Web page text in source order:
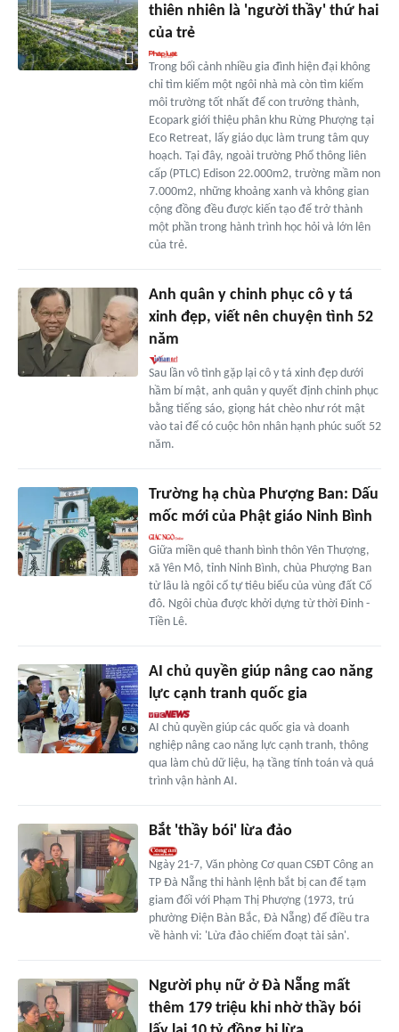
thiên nhiên là 'người thầy' thứ hai
của trẻ
Trong bối cảnh nhiều gia đình hiện đại không
chỉ tìm kiếm một ngôi nhà mà còn tìm kiếm
môi trường tốt nhất để con trưởng thành,
Ecopark giới thiệu phân khu Rừng Phượng tại
Eco Retreat, lấy giáo dục làm trung tâm quy
hoạch. Tại đây, ngoài trường Phổ thông liên
cấp (PTLC) Edison 22.000m2, trường mầm non
7.000m2, những khoảng xanh và không gian
cộng đồng đều được kiến tạo để trở thành
một phần trong hành trình học hỏi và lớn lên
của trẻ.
Anh quân y chinh phục cô y tá
xinh đẹp, viết nên chuyện tình 52
năm
Sau lần vô tình gặp lại cô y tá xinh đẹp dưới
hầm bí mật, anh quân y quyết định chinh phục
bằng tiếng sáo, giọng hát chèo như rót mật
vào tai để có cuộc hôn nhân hạnh phúc suốt 52
năm.
Trường hạ chùa Phượng Ban: Dấu
mốc mới của Phật giáo Ninh Bình
Giữa miền quê thanh bình thôn Yên Thượng,
xã Yên Mô, tỉnh Ninh Bình, chùa Phượng Ban
từ lâu là ngôi cổ tự tiêu biểu của vùng đất Cố
đô. Ngôi chùa được khởi dựng từ thời Đinh -
Tiền Lê.
AI chủ quyền giúp nâng cao năng
lực cạnh tranh quốc gia
AI chủ quyền giúp các quốc gia và doanh
nghiệp nâng cao năng lực cạnh tranh, thông
qua làm chủ dữ liệu, hạ tầng tính toán và quá
trình vận hành AI.
Bắt 'thầy bói' lừa đảo
Ngày 21-7, Văn phòng Cơ quan CSĐT Công an
TP Đà Nẵng thi hành lệnh bắt bị can để tạm
giam đối với Phạm Thị Phượng (1973, trú
phường Điện Bàn Bắc, Đà Nẵng) để điều tra
về hành vi: 'Lừa đảo chiếm đoạt tài sản'.
Người phụ nữ ở Đà Nẵng mất
thêm 179 triệu khi nhờ thầy bói